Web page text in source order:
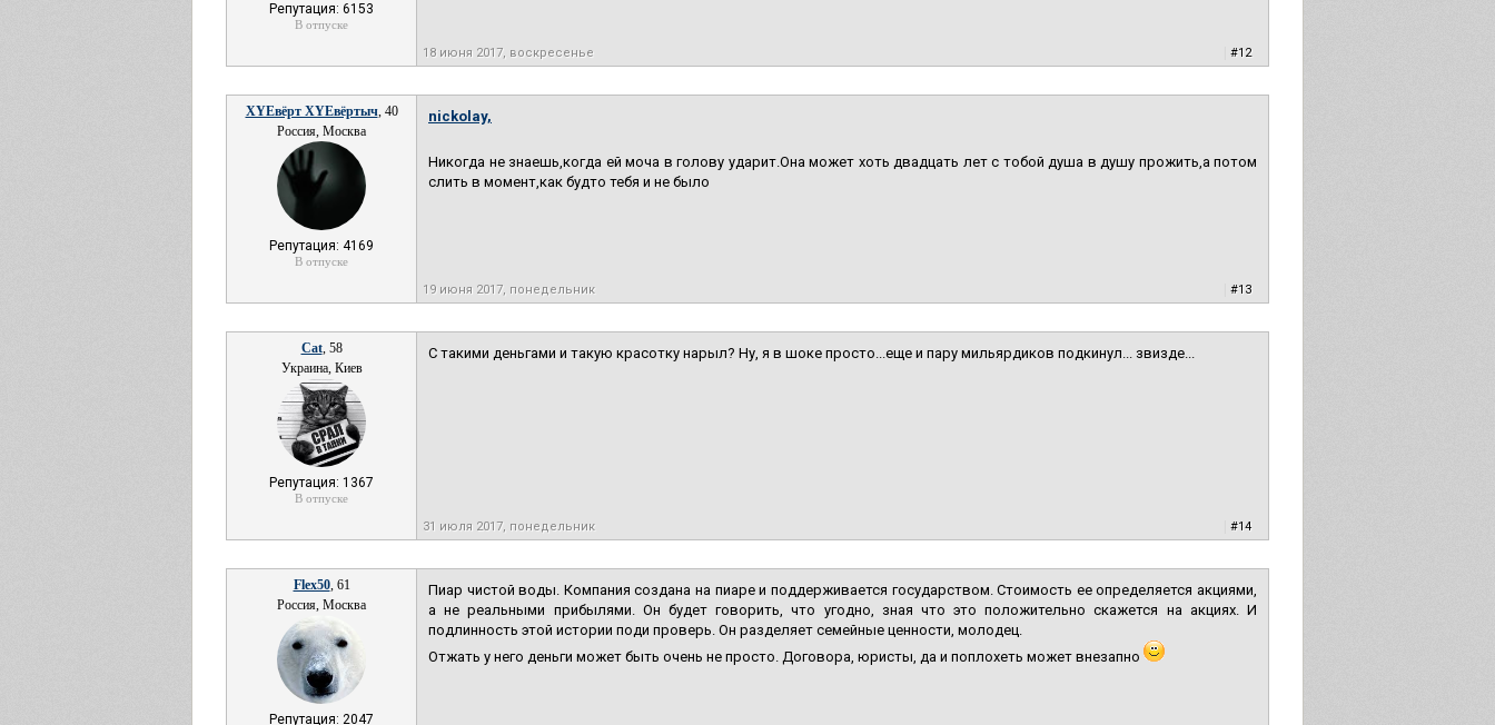
Репутация: 6153
В отпуске
18 июня 2017, воскресенье #12
XYEвёрт XYEвёртыч, 40
Россия, Москва
Репутация: 4169
В отпуске
nickolay,
Никогда не знаешь,когда ей моча в голову ударит.Она может хоть двадцать лет с тобой душа в душу прожить,а потом
слить в момент,как будто тебя и не было
19 июня 2017, понедельник #13
Cat, 58
Украина, Киев
Репутация: 1367
В отпуске
С такими деньгами и такую красотку нарыл? Ну, я в шоке просто...еще и пару мильярдиков подкинул... звизде...
31 июля 2017, понедельник #14
Flex50, 61
Россия, Москва
Репутация: 2047
Пиар чистой воды. Компания создана на пиаре и поддерживается государством. Стоимость ее определяется акциями,
а не реальными прибылями. Он будет говорить, что угодно, зная что это положительно скажется на акциях. И
подлинность этой истории поди проверь. Он разделяет семейные ценности, молодец.
Отжать у него деньги может быть очень не просто. Договора, юристы, да и поплохеть может внезапно